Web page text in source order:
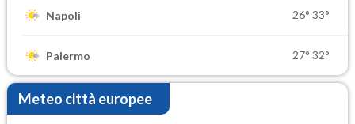
Napoli 26° 33°
Palermo 27° 32°
Meteo città europee